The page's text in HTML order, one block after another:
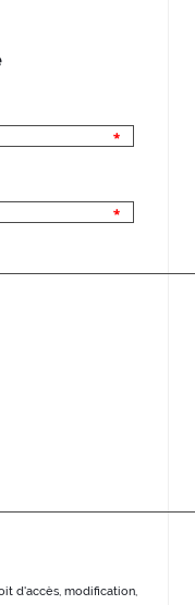
d'accès, modification,